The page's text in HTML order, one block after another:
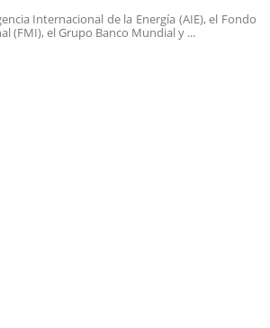
Internacional de la Energía (AIE), el Fondo
(FMI), el Grupo Banco Mundial y ...